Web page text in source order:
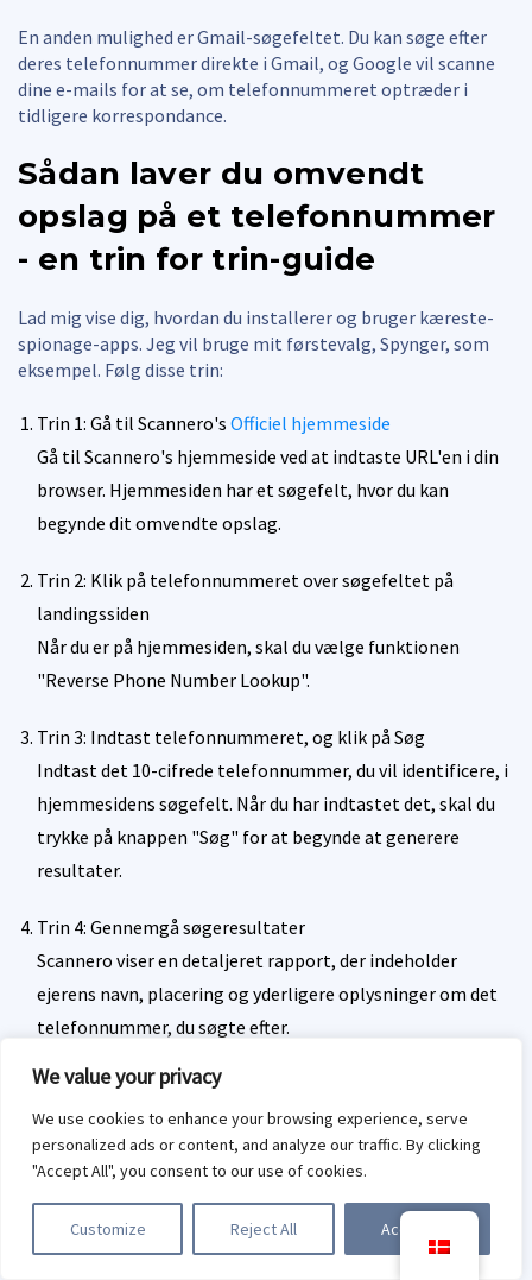
We value your privacy
We use cookies to enhance your browsing experience, serve
personalized ads or content, and analyze our traffic. By clicking
"Accept All", you consent to our use of cookies.
Customize Reject All Accept All
En anden mulighed er Gmail-søgefeltet. Du kan søge efter
deres telefonnummer direkte i Gmail, og Google vil scanne
dine e-mails for at se, om telefonnummeret optræder i
tidligere korrespondance.
Sådan laver du omvendt
opslag på et telefonnummer
- en trin for trin-guide
Lad mig vise dig, hvordan du installerer og bruger kæreste-
spionage-apps. Jeg vil bruge mit førstevalg, Spynger, som
eksempel. Følg disse trin:
Trin 1: Gå til Scannero's Officiel hjemmeside
Gå til Scannero's hjemmeside ved at indtaste URL'en i din
browser. Hjemmesiden har et søgefelt, hvor du kan
begynde dit omvendte opslag.
Trin 2: Klik på telefonnummeret over søgefeltet på
landingssiden
Når du er på hjemmesiden, skal du vælge funktionen
"Reverse Phone Number Lookup".
Trin 3: Indtast telefonnummeret, og klik på Søg
Indtast det 10-cifrede telefonnummer, du vil identificere, i
hjemmesidens søgefelt. Når du har indtastet det, skal du
trykke på knappen "Søg" for at begynde at generere
resultater.
Trin 4: Gennemgå søgeresultater
Scannero viser en detaljeret rapport, der indeholder
ejerens navn, placering og yderligere oplysninger om det
telefonnummer, du søgte efter.
Konklusion: Hvordan
fungerer omvendt
telefonsøgning?
Den mest pålidelige af de fem metoder, jeg diskuterede
ovenfor, er at bruge en troværdig app til omvendt opslag.